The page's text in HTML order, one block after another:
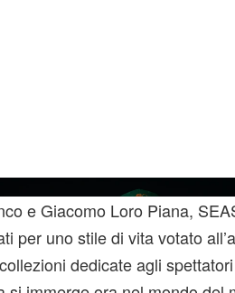
e Giacomo Loro Piana,
per uno stile di vita votato
dedicate agli